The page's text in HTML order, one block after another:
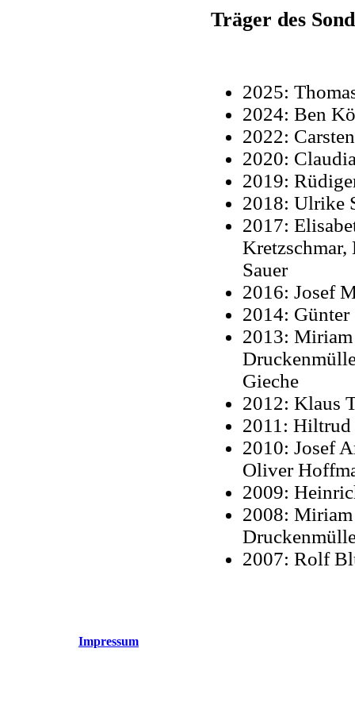
Träger des
2025:
2024: Ben
2022:
2020:
2019:
2018: Ulrike
2017:
Kretzschmar,
Sauer
2016: Josef
2014:
2013: Miriam
Gieche
2012: Klaus
2011: Hiltrud
2010: Josef
Oliver
2009:
2008: Miriam
2007: Rolf
Impressum